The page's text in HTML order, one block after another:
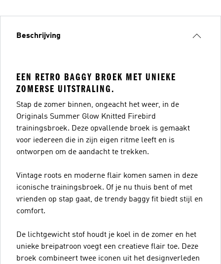
Beschrijving
EEN RETRO BAGGY BROEK MET UNIEKE
ZOMERSE UITSTRALING.
Stap de zomer binnen, ongeacht het weer, in de
Originals Summer Glow Knitted Firebird
trainingsbroek. Deze opvallende broek is gemaakt
voor iedereen die in zijn eigen ritme leeft en is
ontworpen om de aandacht te trekken.
Vintage roots en moderne flair komen samen in deze
iconische trainingsbroek. Of je nu thuis bent of met
vrienden op stap gaat, de trendy baggy fit biedt stijl en
comfort.
De lichtgewicht stof houdt je koel in de zomer en het
unieke breipatroon voegt een creatieve flair toe. Deze
broek combineert twee iconen uit het designverleden